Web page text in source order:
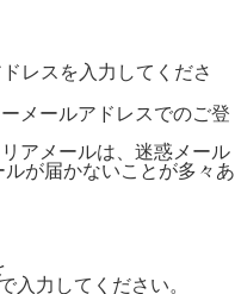
ドレスを入力してくださ
メールアドレスでのご登
アメールは、迷惑メール
が届かないことが多々あ
入力してください。